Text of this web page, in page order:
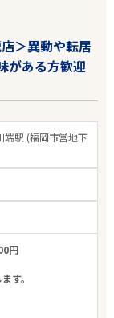
＞異動や転居
がある方歓迎
端駅 (福岡市営地下
円
す。